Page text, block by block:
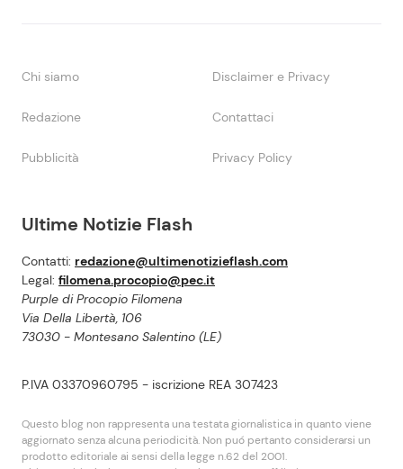
Ultime Notizie Flash
Contatti: redazione@ultimenotizieflash.com
Legal: filomena.procopio@pec.it
Purple di Procopio Filomena
Via Della Libertà, 106
73030 - Montesano Salentino (LE)
P.IVA 03370960795 - iscrizione REA 307423
Questo blog non rappresenta una testata giornalistica in quanto viene
aggiornato senza alcuna periodicità. Non puó pertanto considerarsi un
prodotto editoriale ai sensi della legge n.62 del 2001.
Chi siamo Disclaimer e Privacy
Redazione Contattaci
Pubblicità Privacy Policy